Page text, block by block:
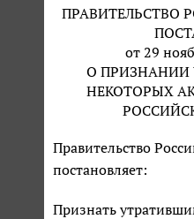
ПРАВИТЕЛЬСТВО
от 29
О ПРИЗНАНИИ
НЕКОТОРЫХ
Правительство
постановляет:
Признать